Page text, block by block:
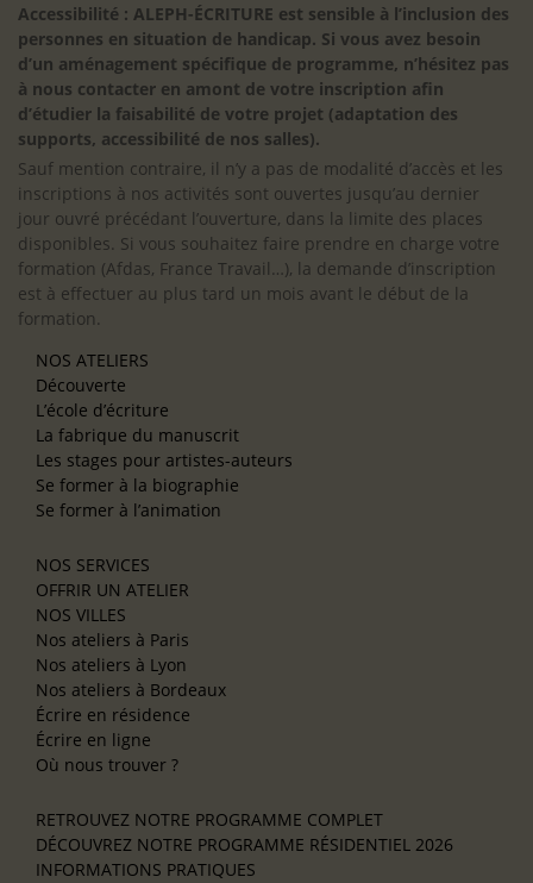
Accessibilité : ALEPH-ÉCRITURE est sensible à l’inclusion des
personnes en situation de handicap. Si vous avez besoin
d’un aménagement spécifique de programme, n’hésitez pas
à nous contacter en amont de votre inscription afin
d’étudier la faisabilité de votre projet (adaptation des
supports, accessibilité de nos salles).
Sauf mention contraire, il n’y a pas de modalité d’accès et les
inscriptions à nos activités sont ouvertes jusqu’au dernier
jour ouvré précédant l’ouverture, dans la limite des places
disponibles. Si vous souhaitez faire prendre en charge votre
formation (Afdas, France Travail…), la demande d’inscription
est à effectuer au plus tard un mois avant le début de la
formation.
NOS ATELIERS
Découverte
L’école d’écriture
La fabrique du manuscrit
Les stages pour artistes-auteurs
Se former à la biographie
Se former à l’animation
NOS SERVICES
OFFRIR UN ATELIER
NOS VILLES
Nos ateliers à Paris
Nos ateliers à Lyon
Nos ateliers à Bordeaux
Écrire en résidence
Écrire en ligne
Où nous trouver ?
RETROUVEZ NOTRE PROGRAMME COMPLET
DÉCOUVREZ NOTRE PROGRAMME RÉSIDENTIEL 2026
INFORMATIONS PRATIQUES